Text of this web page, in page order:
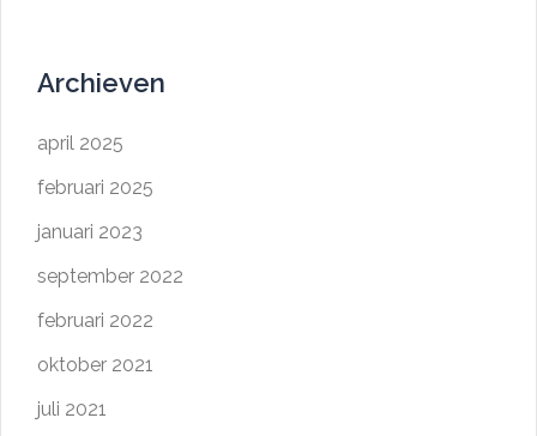
Archieven
april 2025
februari 2025
januari 2023
september 2022
februari 2022
oktober 2021
juli 2021